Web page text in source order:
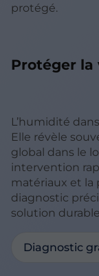
protégé.
Protéger la
L’humidité
Elle révèle
global dans le
intervention
matériaux et la
diagnostic
solution
Diagnostic